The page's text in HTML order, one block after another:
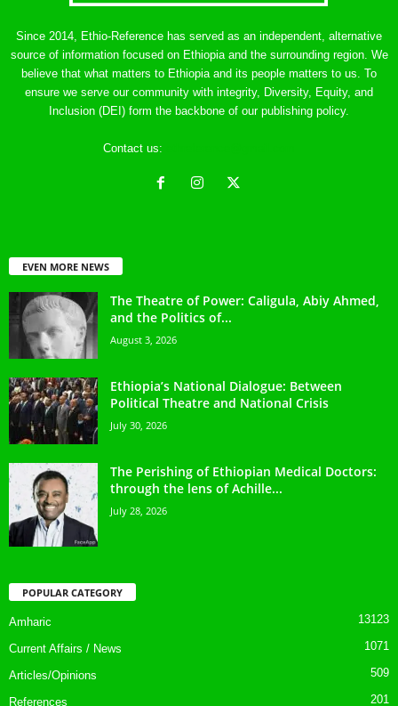
Since 2014, Ethio-Reference has served as an independent, alternative
source of information focused on Ethiopia and the surrounding region. We
believe that what matters to Ethiopia and its people matters to us. To
ensure we serve our community with integrity, Diversity, Equity, and
Inclusion (DEI) form the backbone of our publishing policy.
Contact us:
EVEN MORE NEWS
The Theatre of Power: Caligula, Abiy Ahmed,
and the Politics of...
August 3, 2026
Ethiopia’s National Dialogue: Between
Political Theatre and National Crisis
July 30, 2026
The Perishing of Ethiopian Medical Doctors:
through the lens of Achille...
July 28, 2026
POPULAR CATEGORY
Amharic 13123
Current Affairs / News 1071
Articles/Opinions 509
References 201